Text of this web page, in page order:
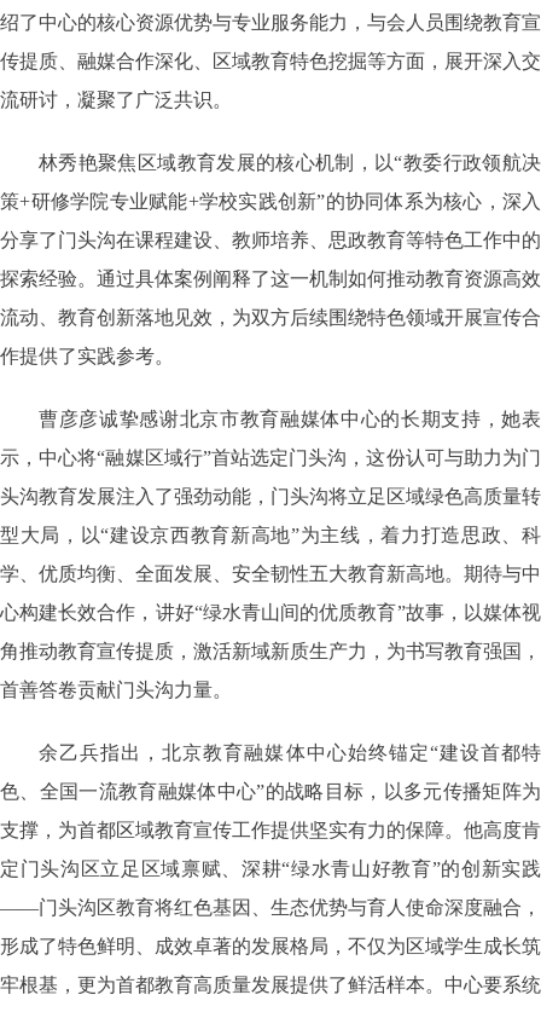
绍了中心的核心资源优势与专业服务能力，与会人员围绕教育宣
传提质、融媒合作深化、区域教育特色挖掘等方面，展开深入交
流研讨，凝聚了广泛共识。
林秀艳聚焦区域教育发展的核心机制，以“教委行政领航决
策+研修学院专业赋能+学校实践创新”的协同体系为核心，深入
分享了门头沟在课程建设、教师培养、思政教育等特色工作中的
探索经验。通过具体案例阐释了这一机制如何推动教育资源高效
流动、教育创新落地见效，为双方后续围绕特色领域开展宣传合
作提供了实践参考。
曹彦彦诚挚感谢北京市教育融媒体中心的长期支持，她表
示，中心将“融媒区域行”首站选定门头沟，这份认可与助力为门
头沟教育发展注入了强劲动能，门头沟将立足区域绿色高质量转
型大局，以“建设京西教育新高地”为主线，着力打造思政、科
学、优质均衡、全面发展、安全韧性五大教育新高地。期待与中
心构建长效合作，讲好“绿水青山间的优质教育”故事，以媒体视
角推动教育宣传提质，激活新域新质生产力，为书写教育强国，
首善答卷贡献门头沟力量。
余乙兵指出，北京教育融媒体中心始终锚定“建设首都特
色、全国一流教育融媒体中心”的战略目标，以多元传播矩阵为
支撑，为首都区域教育宣传工作提供坚实有力的保障。他高度肯
定门头沟区立足区域禀赋、深耕“绿水青山好教育”的创新实践
——门头沟区教育将红色基因、生态优势与育人使命深度融合，
形成了特色鲜明、成效卓著的发展格局，不仅为区域学生成长筑
牢根基，更为首都教育高质量发展提供了鲜活样本。中心要系统